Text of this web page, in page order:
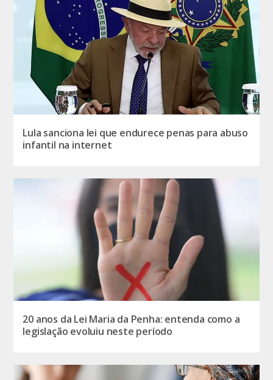
Lula sanciona lei que endurece penas para abuso
infantil na internet
20 anos da Lei Maria da Penha: entenda como a
legislação evoluiu neste período